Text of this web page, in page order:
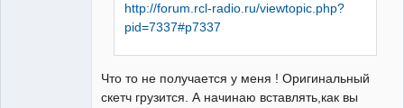
http://forum.rcl-radio.ru/viewtopic.php?
pid=7337#p7337
Что то не получается у меня ! Оригинальный
скетч грузится. А начинаю вставлять,как вы